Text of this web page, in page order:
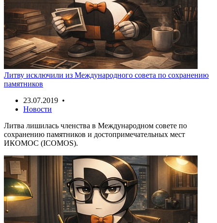
Литву исключили из Международного совета по сохранению
памятников
23.07.2019 •
Новости
Литва лишилась членства в Международном совете по
сохранению памятников и достопримечательных мест
ИКОМОС (ICOMOS).